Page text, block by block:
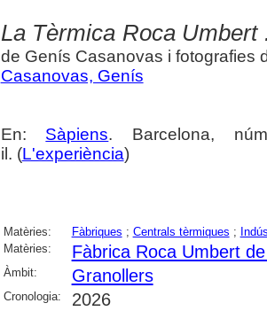
La Tèrmica Roca
de Genís Casanovas i fotografies
Casanovas, Genís
En: Sàpiens. Barcelona,
il. (L'experiència)
Matèries: Fàbriques ; Centrals tèrmiques ;
Matèries:
Fàbrica Roca Umbert
Àmbit: Granollers
Cronologia: 2026